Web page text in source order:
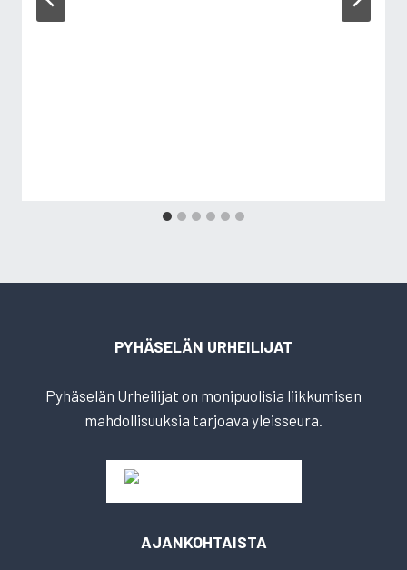
PYHÄSELÄN URHEILIJAT
Pyhäselän Urheilijat on monipuolisia liikkumisen
mahdollisuuksia tarjoava yleisseura.
AJANKOHTAISTA